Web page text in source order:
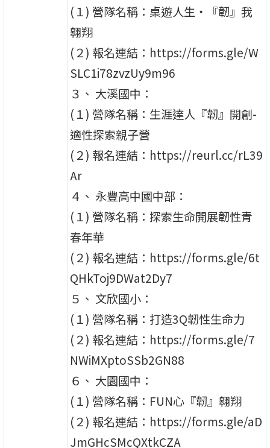
(１) 營隊名稱：桌遊人生‧『韌』我
翱翔
(２) 報名連結：https://forms.gle/W
SLC1i78zvzUy9m96
３、 大溪國中：
(１) 營隊名稱：生涯達人『韌』開創-
適性探索親子營
(２) 報名連結：https://reurl.cc/rL39
Ar
４、 永豐高中國中部：
(１) 營隊名稱：探索生命開展韌性青
春年華
(２) 報名連結：https://forms.gle/6t
QHkToj9DWat2Dy7
５、 文欣國小：
(１) 營隊名稱：打造3Q韌性生命力
(２) 報名連結：https://forms.gle/7
NWiMXptoSSb2GN88
６、 大園國中：
(１) 營隊名稱：FUN心『韌』翱翔
(２) 報名連結：https://forms.gle/aD
JmGHcSMcQXtkCZA